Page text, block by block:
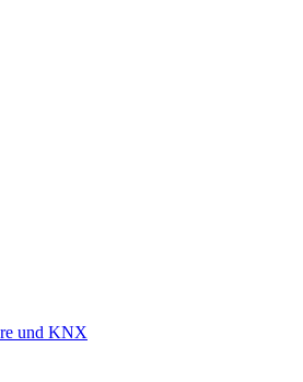
und KNX